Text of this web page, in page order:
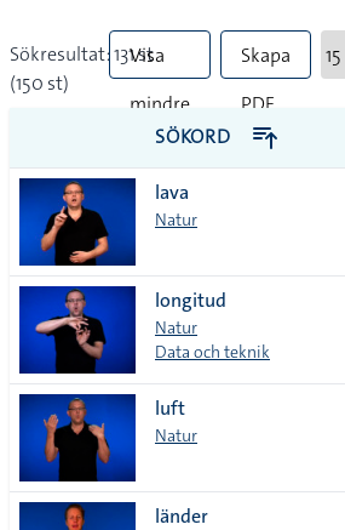
Sökresultat: 131 st
(150 st)
Visa
mindre
tecken
Skapa
PDF
SÖKORD
lava
Natur
longitud
Natur
Data och teknik
luft
Natur
länder